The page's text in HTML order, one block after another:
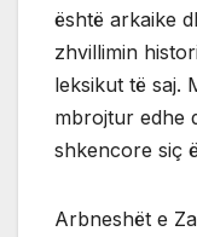
është arkaike
zhvillimin
leksikut të saj.
mbrojtur edhe
shkencore siç
Arbneshët e